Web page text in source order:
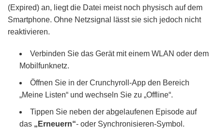
(Expired) an, liegt die Datei meist noch physisch auf dem
Smartphone. Ohne Netzsignal lässt sie sich jedoch nicht
reaktivieren.
Verbinden Sie das Gerät mit einem WLAN oder dem
Mobilfunknetz.
Öffnen Sie in der Crunchyroll-App den Bereich
„Meine Listen“ und wechseln Sie zu „Offline“.
Tippen Sie neben der abgelaufenen Episode auf
das „Erneuern“- oder Synchronisieren-Symbol.